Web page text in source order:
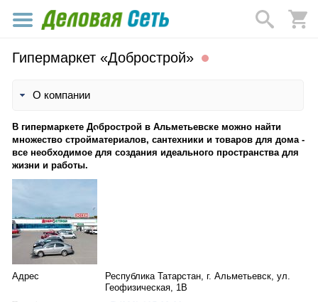
Гипермаркет «Добрострой»
О компании
В гипермаркете Добрострой в Альметьевске можно найти
множество стройматериалов, сантехники и товаров для дома -
все необходимое для создания идеального пространства для
жизни и работы.
Адрес
Республика Татарстан, г. Альметьевск, ул.
Геофизическая, 1В